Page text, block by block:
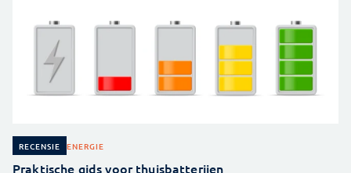
RECENSIE ENERGIE
Praktische gids voor thuisbatterijen